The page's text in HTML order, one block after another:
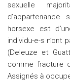
sexuelle
horsexe est
individu-e-s
(Deleuze et
comme fracture
Assignés à